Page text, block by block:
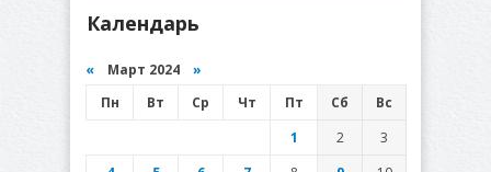
Календарь
« Март 2024 »
Пн
Вт Ср Чт Пт Сб
Вс
1
2
3